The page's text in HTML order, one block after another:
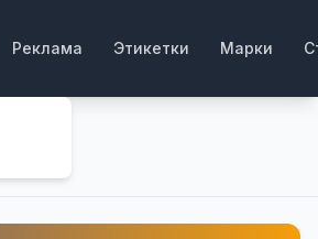
Реклама Этикетки Марки